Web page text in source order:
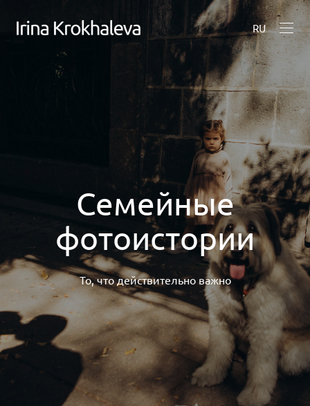
RU
Семейные
фотоистории
То, что действительно важно